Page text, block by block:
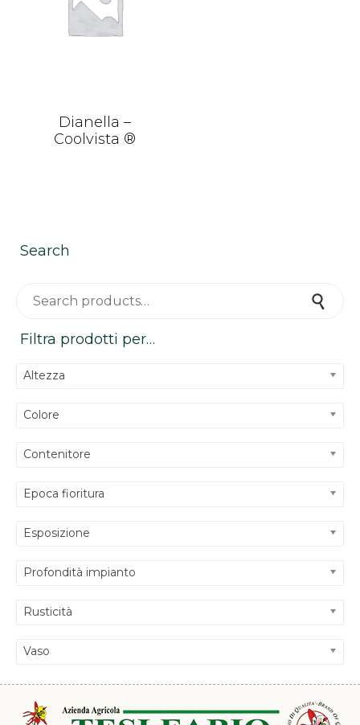
Dianella –
Coolvista ®
Search
Filtra prodotti per…
Altezza
Colore
Contenitore
Epoca fioritura
Esposizione
Profondità impianto
Rusticità
Vaso